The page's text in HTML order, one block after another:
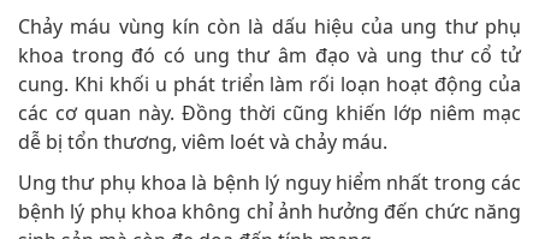
Chảy máu vùng kín còn là dấu hiệu của ung thư phụ
khoa trong đó có ung thư âm đạo và ung thư cổ tử
cung. Khi khối u phát triển làm rối loạn hoạt động của
các cơ quan này. Đồng thời cũng khiến lớp niêm mạc
dễ bị tổn thương, viêm loét và chảy máu.
Ung thư phụ khoa là bệnh lý nguy hiểm nhất trong các
bệnh lý phụ khoa không chỉ ảnh hưởng đến chức năng